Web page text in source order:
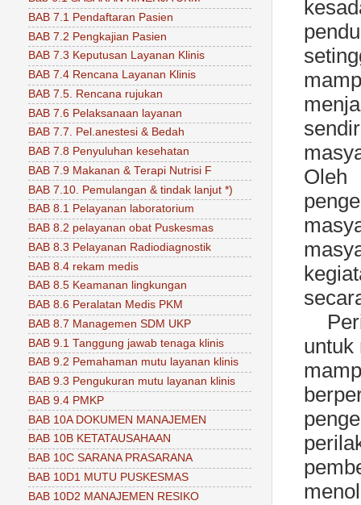
untuk
BAB 7.1 Pendaftaran Pasien
BAB 7.2 Pengkajian Pasien
BAB 7.3 Keputusan Layanan Klinis
BAB 7.4 Rencana Layanan Klinis
BAB 7.5. Rencana rujukan
BAB 7.6 Pelaksanaan layanan
BAB 7.7. Pel.anestesi & Bedah
BAB 7.8 Penyuluhan kesehatan
BAB 7.9 Makanan & Terapi Nutrisi F
BAB 7.10. Pemulangan & tindak lanjut *)
BAB 8.1 Pelayanan laboratorium
BAB 8.2 pelayanan obat Puskesmas
BAB 8.3 Pelayanan Radiodiagnostik
BAB 8.4 rekam medis
BAB 8.5 Keamanan lingkungan
BAB 8.6 Peralatan Medis PKM
BAB 8.7 Managemen SDM UKP
BAB 9.1 Tanggung jawab tenaga klinis
BAB 9.2 Pemahaman mutu layanan klinis
BAB 9.3 Pengukuran mutu layanan klinis
BAB 9.4 PMKP
BAB 10A DOKUMEN MANAJEMEN
BAB 10B KETATAUSAHAAN
BAB 10C SARANA PRASARANA
BAB 10D1 MUTU PUSKESMAS
BAB 10D2 MANAJEMEN RESIKO